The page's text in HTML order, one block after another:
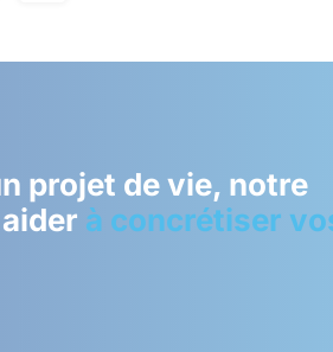
projet de vie, notre
à concrétiser